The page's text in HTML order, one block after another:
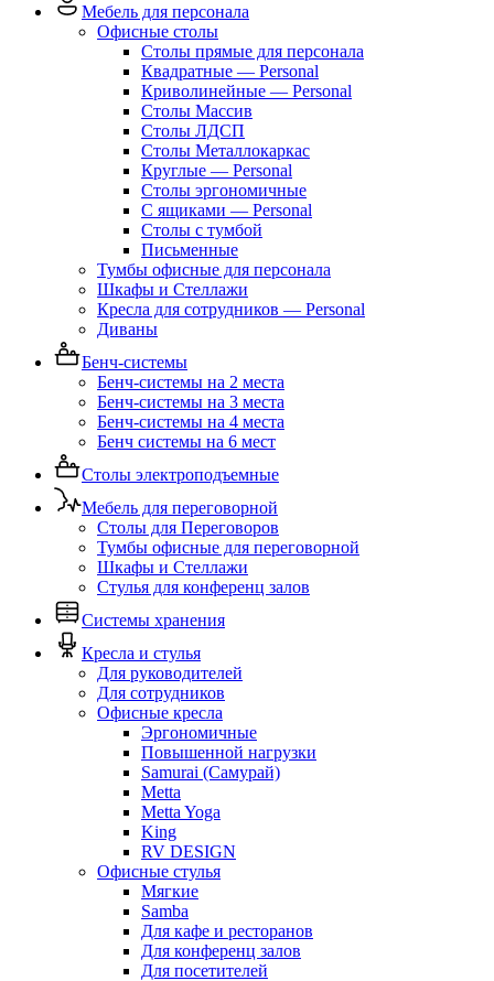
Мебель для персонала
Офисные столы
Столы прямые для персонала
Квадратные — Personal
Криволинейные — Personal
Столы Массив
Столы ЛДСП
Столы Металлокаркас
Круглые — Personal
Столы эргономичные
С ящиками — Personal
Столы с тумбой
Письменные
Тумбы офисные для персонала
Шкафы и Стеллажи
Кресла для сотрудников — Personal
Диваны
Бенч-системы
Бенч-системы на 2 места
Бенч-системы на 3 места
Бенч-системы на 4 места
Бенч системы на 6 мест
Столы электроподъемные
Мебель для переговорной
Столы для Переговоров
Тумбы офисные для переговорной
Шкафы и Стеллажи
Стулья для конференц залов
Системы хранения
Кресла и стулья
Для руководителей
Для сотрудников
Офисные кресла
Эргономичные
Повышенной нагрузки
Samurai (Самурай)
Metta
Metta Yoga
King
RV DESIGN
Офисные стулья
Мягкие
Samba
Для кафе и ресторанов
Для конференц залов
Для посетителей